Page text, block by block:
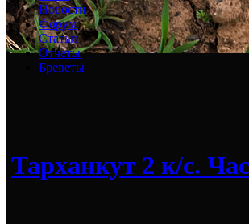
Новости
Форум
Статьи
Отчеты
Бреветы
Тарханкут 2 к/с.